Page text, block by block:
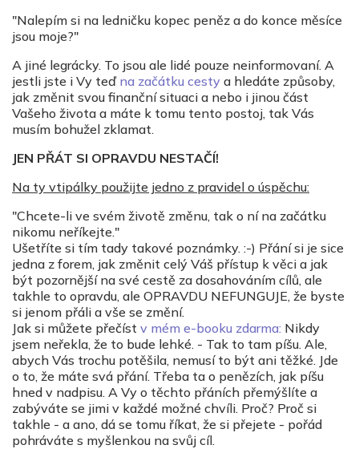
"Nalepím si na ledničku kopec peněz a do konce měsíce
jsou moje?"
A jiné legrácky. To jsou ale lidé pouze neinformovaní. A
jestli jste i Vy teď na začátku cesty a hledáte způsoby,
jak změnit svou finanční situaci a nebo i jinou část
Vašeho života a máte k tomu tento postoj, tak Vás
musím bohužel zklamat.
JEN PŘÁT SI OPRAVDU NESTAČÍ!
Na ty vtipálky použijte jedno z pravidel o úspěchu:
"Chcete-li ve svém životě změnu, tak o ní na začátku
nikomu neříkejte."
Ušetříte si tím tady takové poznámky. :-) Přání si je sice
jedna z forem, jak změnit celý Váš přístup k věci a jak
být pozornější na své cestě za dosahováním cílů, ale
takhle to opravdu, ale OPRAVDU NEFUNGUJE, že byste
si jenom přáli a vše se změní.
Jak si můžete přečíst v mém e-booku zdarma: Nikdy
jsem neřekla, že to bude lehké. - Tak to tam píšu. Ale,
abych Vás trochu potěšila, nemusí to být ani těžké. Jde
o to, že máte svá přání. Třeba ta o penězích, jak píšu
hned v nadpisu. A Vy o těchto přáních přemýšlíte a
zabýváte se jimi v každé možné chvíli. Proč? Proč si
takhle - a ano, dá se tomu říkat, že si přejete - pořád
pohráváte s myšlenkou na svůj cíl.